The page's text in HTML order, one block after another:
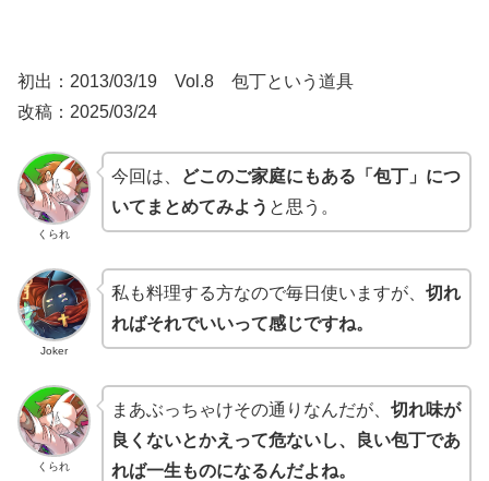
初出：2013/03/19 Vol.8 包丁という道具
改稿：2025/03/24
くられ
今回は、
どこのご家庭にもある「包丁」につ
いてまとめてみよう と思う。
Joker
私も料理する方なので毎日使いますが、 切れ
ればそれでいいって感じですね。
くられ
まあぶっちゃけその通りなんだが、 切れ味が
良くないとかえって危ないし、良い包丁であ
れば一生ものになるんだよね。